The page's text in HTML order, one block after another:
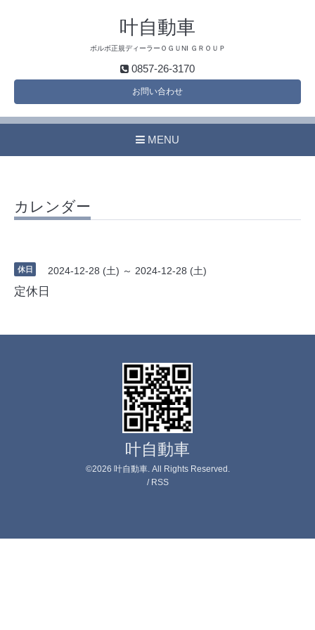
叶自動車
ボルボ正規ディーラーＯＧＵNI ＧＲＯＵＰ
0857-26-3170
お問い合わせ
MENU
カレンダー
休日 2024-12-28 (土) ～ 2024-12-28 (土)
定休日
叶自動車
©2026 叶自動車. All Rights Reserved.
/ RSS